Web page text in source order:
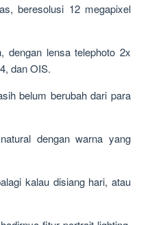
beresolusi 12 megapixel
dengan lensa telephoto 2x
dan OIS.
belum berubah dari para
dengan warna yang
kalau disiang hari, atau